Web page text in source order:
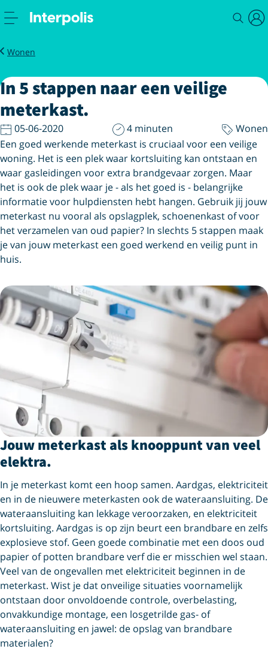
Magazine
Wonen
In 5 stappen naar een veilige meterkast
In 5 stappen naar een veilige
meterkast.
05-06-2020 4 minuten
Wonen
Een goed werkende meterkast is cruciaal voor een veilige
woning. Het is een plek waar kortsluiting kan ontstaan en
waar gasleidingen voor extra brandgevaar zorgen. Maar
het is ook de plek waar je - als het goed is - belangrijke
informatie voor hulpdiensten hebt hangen. Gebruik jij jouw
meterkast nu vooral als opslagplek, schoenenkast of voor
het verzamelen van oud papier? In slechts 5 stappen maak
je van jouw meterkast een goed werkend en veilig punt in
huis.
Jouw meterkast als knooppunt van veel
elektra.
In je meterkast komt een hoop samen. Aardgas, elektriciteit
en in de nieuwere meterkasten ook de wateraansluiting. De
wateraansluiting kan lekkage veroorzaken, en elektriciteit
kortsluiting. Aardgas is op zijn beurt een brandbare en zelfs
explosieve stof. Geen goede combinatie met een doos oud
papier of potten brandbare verf die er misschien wel staan.
Veel van de ongevallen met elektriciteit beginnen in de
meterkast. Wist je dat onveilige situaties voornamelijk
ontstaan door onvoldoende controle, overbelasting,
onvakkundige montage, een losgetrilde gas- of
wateraansluiting en jawel: de opslag van brandbare
materialen?